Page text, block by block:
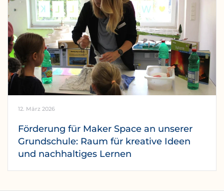
12. März 2026
Förderung für Maker Space an unserer
Grundschule: Raum für kreative Ideen
und nachhaltiges Lernen